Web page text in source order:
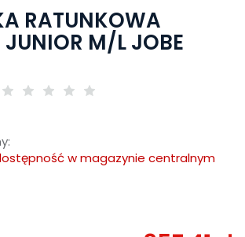
RATUNKOWA
JUNIOR M/L JOBE
w magazynie centralnym